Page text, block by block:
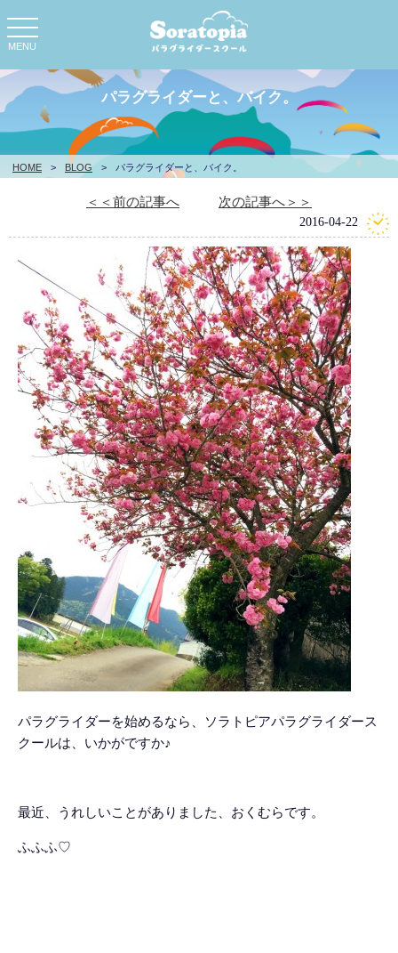
toggle
navigation
MENU
HOME > BLOG > パラグライダーと、バイク。
パラグライダーと、バイク。
＜＜前の記事へ 次の記事へ＞＞
2016-04-22
パラグライダーを始めるなら、ソラトピアパラグライダース
クールは、いかがですか♪
最近、うれしいことがありました、おくむらです。
ふふふ♡